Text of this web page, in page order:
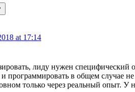
at 17:14
лиду нужен специфический
и программировать в общем
только через реальный опыт.